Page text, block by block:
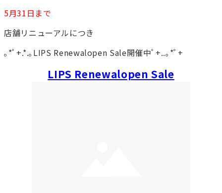
5月31日まで
店舗リニューアルにつき
｡*ﾟ+.*.｡LIPS Renewalopen Sale開催中ﾟ+..｡*ﾟ+
LIPS Renewalopen Sale